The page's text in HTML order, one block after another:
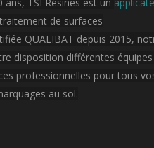
de surfaces
QUALIBAT depuis 2015,
disposition différentes
professionnelles pour tous
au sol.